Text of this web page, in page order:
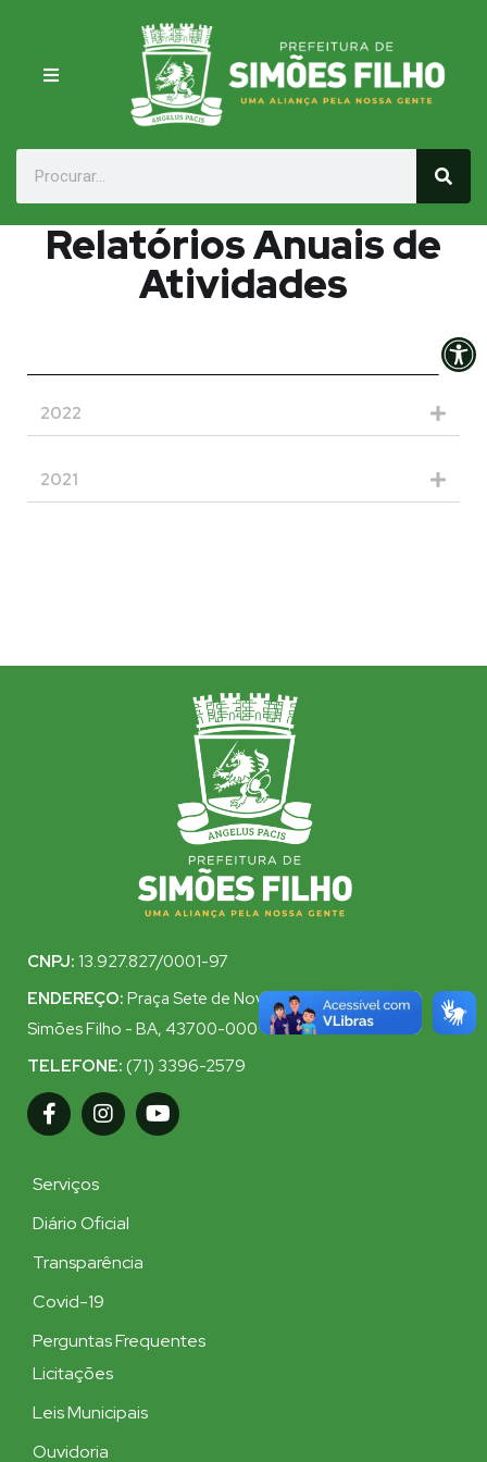
Relatórios Anuais de
Atividades
2022
2021
CNPJ: 13.927.827/0001-97
ENDEREÇO: Praça Sete de Novembro, 359 - Centro,
Simões Filho - BA, 43700-000
TELEFONE: (71) 3396-2579
Serviços
Diário Oficial
Transparência
Covid-19
Perguntas Frequentes
Licitações
Leis Municipais
Ouvidoria